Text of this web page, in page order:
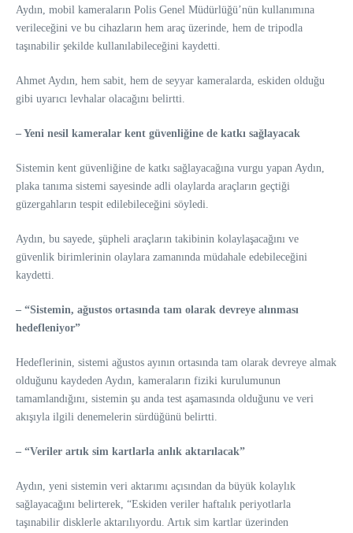
Aydın, mobil kameraların Polis Genel Müdürlüğü’nün kullanımına
verileceğini ve bu cihazların hem araç üzerinde, hem de tripodla
taşınabilir şekilde kullanılabileceğini kaydetti.
Ahmet Aydın, hem sabit, hem de seyyar kameralarda, eskiden olduğu
gibi uyarıcı levhalar olacağını belirtti.
– Yeni nesil kameralar kent güvenliğine de katkı sağlayacak
Sistemin kent güvenliğine de katkı sağlayacağına vurgu yapan Aydın,
plaka tanıma sistemi sayesinde adli olaylarda araçların geçtiği
güzergahların tespit edilebileceğini söyledi.
Aydın, bu sayede, şüpheli araçların takibinin kolaylaşacağını ve
güvenlik birimlerinin olaylara zamanında müdahale edebileceğini
kaydetti.
– “Sistemin, ağustos ortasında tam olarak devreye alınması
hedefleniyor”
Hedeflerinin, sistemi ağustos ayının ortasında tam olarak devreye almak
olduğunu kaydeden Aydın, kameraların fiziki kurulumunun
tamamlandığını, sistemin şu anda test aşamasında olduğunu ve veri
akışıyla ilgili denemelerin sürdüğünü belirtti.
– “Veriler artık sim kartlarla anlık aktarılacak”
Aydın, yeni sistemin veri aktarımı açısından da büyük kolaylık
sağlayacağını belirterek, “Eskiden veriler haftalık periyotlarla
taşınabilir disklerle aktarılıyordu. Artık sim kartlar üzerinden